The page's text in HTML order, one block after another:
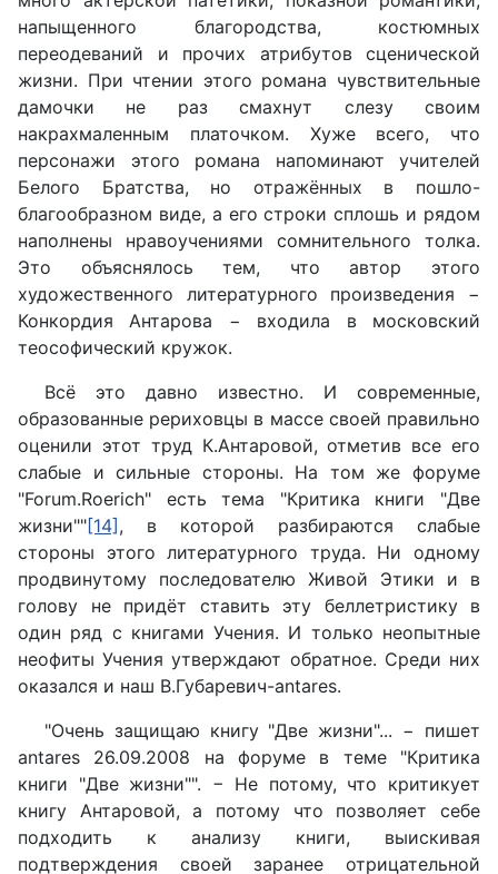
напыщенного благородства, костюмных
переодеваний и прочих атрибутов сценической
жизни. При чтении этого романа чувствительные
дамочки не раз смахнут слезу своим
накрахмаленным платочком. Хуже всего, что
персонажи этого романа напоминают учителей
Белого Братства, но отражённых в пошло-
благообразном виде, а его строки сплошь и рядом
наполнены нравоучениями сомнительного толка.
Это объяснялось тем, что автор этого
художественного литературного произведения −
Конкордия Антарова − входила в московский
теософический кружок.
Всё это давно известно. И современные,
образованные рериховцы в массе своей правильно
оценили этот труд К.Антаровой, отметив все его
слабые и сильные стороны. На том же форуме
"Forum.Roerich" есть тема "Критика книги "Две
жизни""[14], в которой разбираются слабые
стороны этого литературного труда. Ни одному
продвинутому последователю Живой Этики и в
голову не придёт ставить эту беллетристику в
один ряд с книгами Учения. И только неопытные
неофиты Учения утверждают обратное. Среди них
оказался и наш В.Губаревич-antares.
"Очень защищаю книгу "Две жизни"... − пишет
antares 26.09.2008 на форуме в теме "Критика
книги "Две жизни"". − Не потому, что критикует
книгу Антаровой, а потому что позволяет себе
подходить к анализу книги, выискивая
подтверждения своей заранее отрицательной